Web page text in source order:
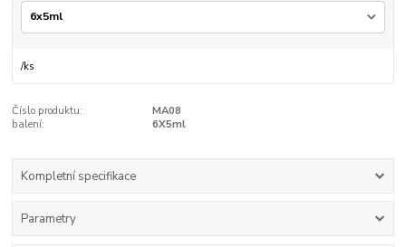
/ks
Číslo produktu:
MA08
balení:
6X5ml
Kompletní specifikace
Parametry